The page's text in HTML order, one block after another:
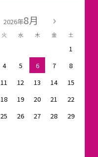
2026年8月
火 水 木 金 土
1
4 5 6 7
8
11 12 13 14
15
18 19 20 21
22
25 26 27 28
29